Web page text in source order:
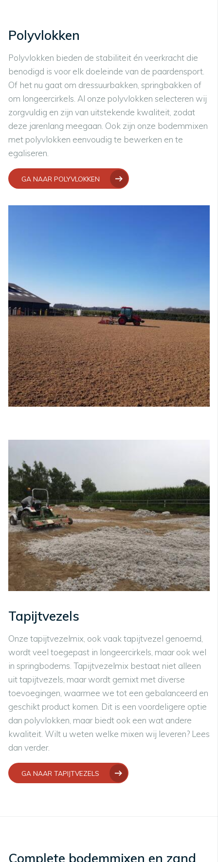
Polyvlokken
Polyvlokken bieden de stabiliteit én veerkracht die
benodigd is voor elk doeleinde van de paardensport.
Of het nu gaat om dressuurbakken, springbakken of
om longeercirkels. Al onze polyvlokken selecteren wij
zorgvuldig en zijn van uitstekende kwaliteit, zodat
deze jarenlang meegaan. Ook zijn onze bodemmixen
met polyvlokken eenvoudig te bewerken en te
egaliseren.
GA NAAR POLYVLOKKEN
Tapijtvezels
Onze tapijtvezelmix, ook vaak tapijtvezel genoemd,
wordt veel toegepast in longeercirkels, maar ook wel
in springbodems. Tapijtvezelmix bestaat niet alleen
uit tapijtvezels, maar wordt gemixt met diverse
toevoegingen, waarmee we tot een gebalanceerd en
geschikt product komen. Dit is een voordeligere optie
dan polyvlokken, maar biedt ook een wat andere
kwaliteit. Wilt u weten welke mixen wij leveren? Lees
dan verder.
GA NAAR TAPIJTVEZELS
Complete bodemmixen en zand